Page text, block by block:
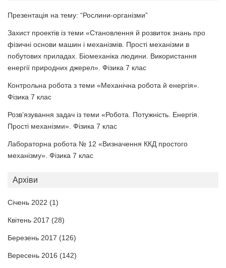
Презентація на тему: “Рослини-організми”
Захист проектів із теми «Становлення й розвиток знань про
фізичні основи машин і механізмів. Прості механізми в
побутових приладах. Біомеханіка людини. Використання
енергії природних джерел». Фізика 7 клас
Контрольна робота з теми «Механічна робота й енергія».
Фізика 7 клас
Розв’язування задач із теми «Робота. Потужність. Енергія.
Прості механізми». Фізика 7 клас
Лабораторна робота № 12 «Визначення ККД простого
механізму». Фізика 7 клас
Архіви
Січень 2022 (1)
Квітень 2017 (28)
Березень 2017 (126)
Вересень 2016 (142)